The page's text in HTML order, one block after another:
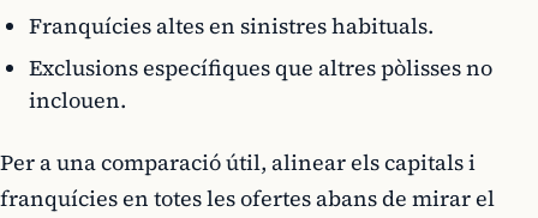
Franquícies altes en sinistres habituals.
Exclusions específiques que altres pòlisses no
inclouen.
Per a una comparació útil, alinear els capitals i
franquícies en totes les ofertes abans de mirar el